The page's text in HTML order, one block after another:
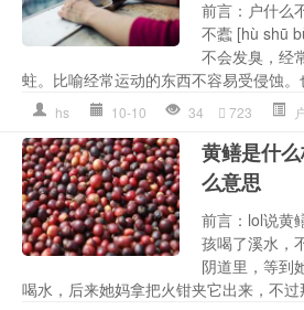
前言：户什么
不蠹 [hù shū
不会发臭，经
蛀。比喻经常运动的东西不容易受侵蚀
hs 10-10 34 723
黄鳝是什
么意思
前言：lol说黄
孩喝了溪水，
阴道里，等到
喝水，后来她妈拿把火钳夹它出来，不